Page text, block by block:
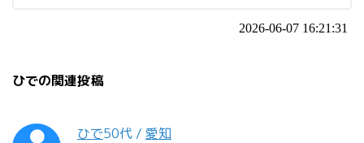
2026-06-07 16:21:31
ひでの関連投稿
ひで50代 / 愛知